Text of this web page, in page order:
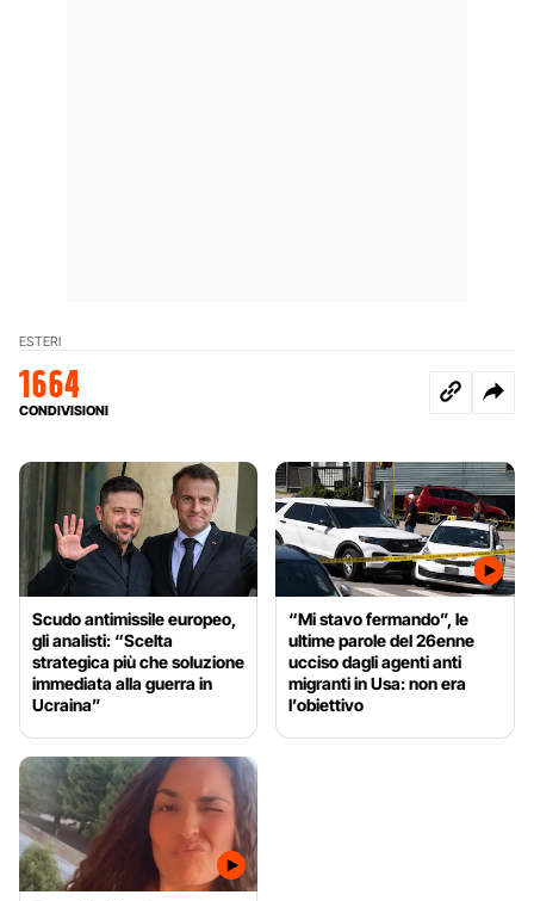
ESTERI
1664
CONDIVISIONI
Scudo antimissile europeo,
gli analisti: “Scelta
strategica più che soluzione
immediata alla guerra in
Ucraina”
“Mi stavo fermando”, le
ultime parole del 26enne
ucciso dagli agenti anti
migranti in Usa: non era
l’obiettivo